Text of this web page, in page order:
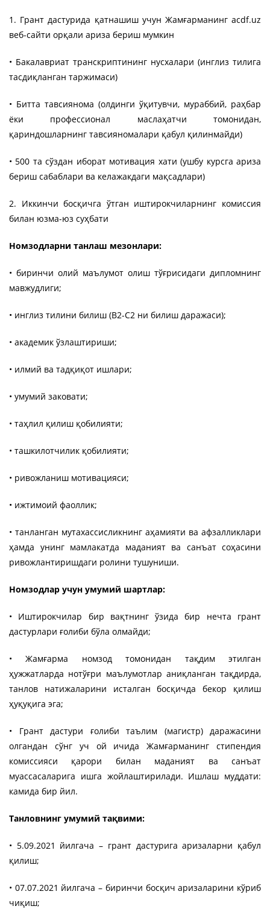
1. Грант дастурида қатнашиш учун Жамғарманинг acdf.uz
веб-сайти орқали ариза бериш мумкин
• Бакалавриат транскриптининг нусхалари (инглиз тилига
тасдиқланган таржимаси)
• Битта тавсиянома (олдинги ўқитувчи, мураббий, раҳбар
ёки профессионал маслаҳатчи томонидан,
қариндошларнинг тавсияномалари қабул қилинмайди)
• 500 та сўздан иборат мотивация хати (ушбу курсга ариза
бериш сабаблари ва келажакдаги мақсадлари)
2. Иккинчи босқичга ўтган иштирокчиларнинг комиссия
билан юзма-юз суҳбати
Номзодларни танлаш мезонлари:
• биринчи олий маълумот олиш тўғрисидаги дипломнинг
мавжудлиги;
• инглиз тилини билиш (B2-C2 ни билиш даражаси);
• академик ўзлаштириши;
• илмий ва тадқиқот ишлари;
• умумий заковати;
• таҳлил қилиш қобилияти;
• ташкилотчилик қобилияти;
• ривожланиш мотивацияси;
• ижтимоий фаоллик;
• танланган мутахассисликнинг аҳамияти ва афзалликлари
ҳамда унинг мамлакатда маданият ва санъат соҳасини
ривожлантиришдаги ролини тушуниши.
Номзодлар учун умумий шартлар:
• Иштирокчилар бир вақтнинг ўзида бир нечта грант
дастурлари ғолиби бўла олмайди;
• Жамғарма номзод томонидан тақдим этилган
ҳужжатларда нотўғри маълумотлар аниқланган тақдирда,
танлов натижаларини исталган босқичда бекор қилиш
ҳуқуқига эга;
• Грант дастури ғолиби таълим (магистр) даражасини
олгандан сўнг уч ой ичида Жамғарманинг стипендия
комиссияси қарори билан маданият ва санъат
муассасаларига ишга жойлаштирилади. Ишлаш муддати:
камида бир йил.
Танловнинг умумий тақвими:
• 5.09.2021 йилгача – грант дастурига аризаларни қабул
қилиш;
• 07.07.2021 йилгача – биринчи босқич аризаларини кўриб
чиқиш;